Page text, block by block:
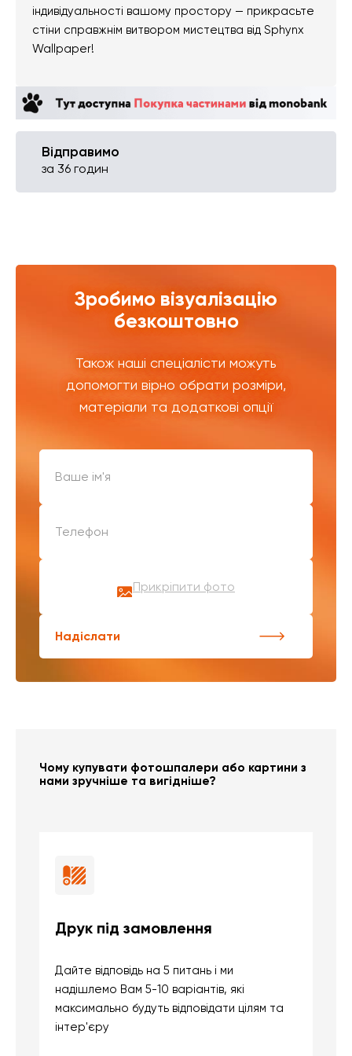
індивідуальності вашому простору — прикрасьте
стіни справжнім витвором мистецтва від Sphynx
Wallpaper!
Відправимо
за 36 годин
Зробимо візуалізацію
безкоштовно
Також наші спеціалісти можуть
допомогти вірно обрати розміри,
матеріали та додаткові опції
Прикріпити фото
Надіслати
Чому купувати фотошпалери або картини з
нами зручніше та вигідніше?
Друк під замовлення
Дайте відповідь на 5 питань і ми
надішлемо Вам 5-10 варіантів, які
максимально будуть відповідати цілям та
інтер'єру